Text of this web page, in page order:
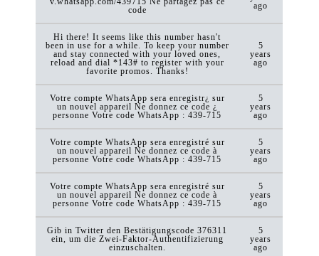
code
ago
Hi there! It seems like this number hasn't
been in use for a while. To keep your number
and stay connected with your loved ones,
reload and dial *143# to register with your
favorite promos. Thanks!
5
years
ago
Votre compte WhatsApp sera enregistr¿ sur
un nouvel appareil Ne donnez ce code ¿
personne Votre code WhatsApp : 439-715
5
years
ago
Votre compte WhatsApp sera enregistré sur
un nouvel appareil Ne donnez ce code à
personne Votre code WhatsApp : 439-715
5
years
ago
Votre compte WhatsApp sera enregistré sur
un nouvel appareil Ne donnez ce code à
personne Votre code WhatsApp : 439-715
5
years
ago
Gib in Twitter den Bestätigungscode 376311
ein, um die Zwei-Faktor-Authentifizierung
einzuschalten.
5
years
ago